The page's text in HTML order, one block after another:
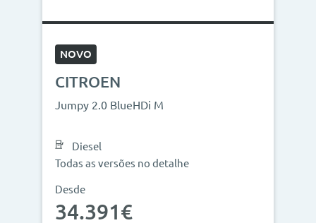
NOVO
CITROEN
Jumpy 2.0 BlueHDi M
Diesel
Todas as versões no detalhe
Desde
34.391€